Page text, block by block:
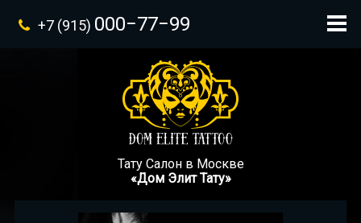
+7 (915) 000−77−99
Тату Салон в Москве
«Дом Элит Тату»